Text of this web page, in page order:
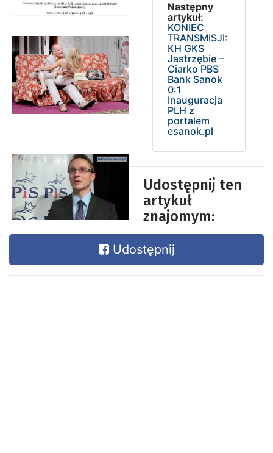
Następny
artykuł:
KONIEC
TRANSMISJI:
KH GKS
Jastrzębie –
Ciarko PBS
Bank Sanok
0:1
Inauguracja
PLH z
portalem
esanok.pl
Udostępnij ten
artykuł
znajomym:
Udostępnij